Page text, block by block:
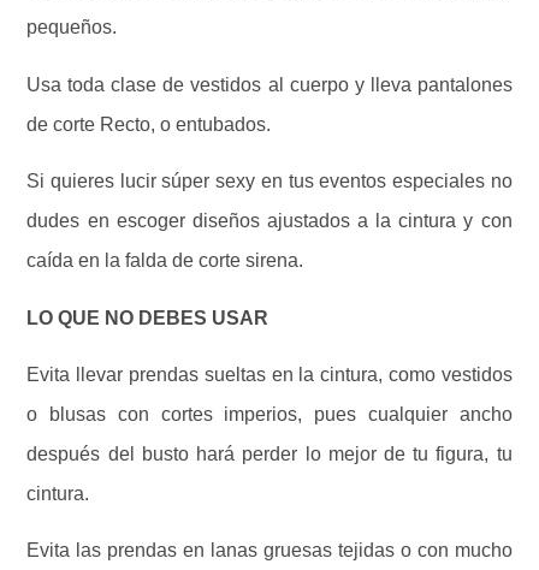
pequeños.
Usa toda clase de vestidos al cuerpo y lleva pantalones
de corte Recto, o entubados.
Si quieres lucir súper sexy en tus eventos especiales no
dudes en escoger diseños ajustados a la cintura y con
caída en la falda de corte sirena.
LO QUE NO DEBES USAR
Evita llevar prendas sueltas en la cintura, como vestidos
o blusas con cortes imperios, pues cualquier ancho
después del busto hará perder lo mejor de tu figura, tu
cintura.
Evita las prendas en lanas gruesas tejidas o con mucho